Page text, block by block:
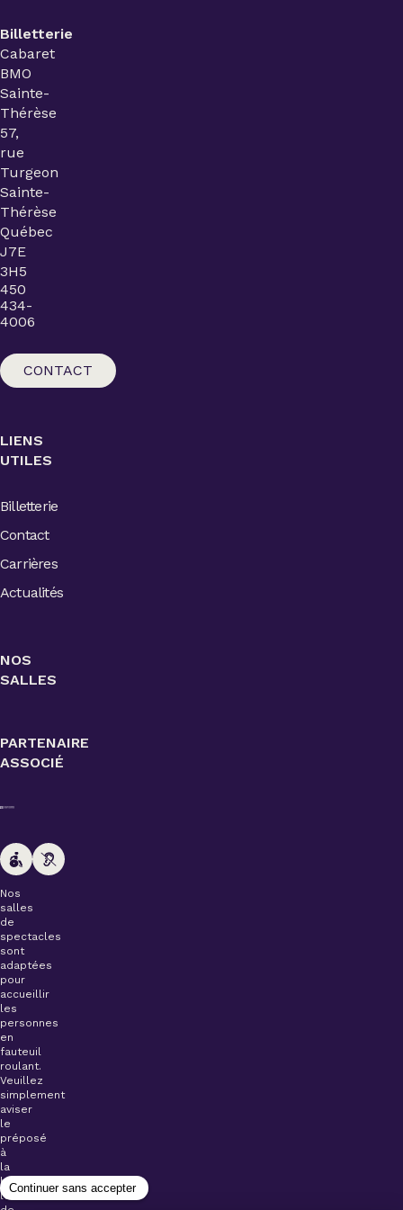
Billetterie
Cabaret
BMO
Sainte-
Thérèse
57,
rue
Turgeon
Sainte-
Thérèse
Québec
J7E
3H5
450
434-
4006
CONTACT
LIENS
UTILES
Billetterie
Contact
Carrières
Actualités
NOS
SALLES
PARTENAIRE
ASSOCIÉ
Nos
salles
de
spectacles
sont
adaptées
pour
accueillir
les
personnes
en
fauteuil
roulant.
Veuillez
simplement
aviser
le
préposé
à
la
billetterie
lors